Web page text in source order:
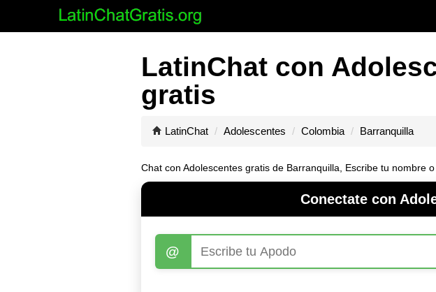
LatinChat con
gratis
LatinChat Adolescentes Colombia Barranquilla
Chat con Adolescentes gratis de Barranquilla, Escribe tu nombre
Conectate con
@